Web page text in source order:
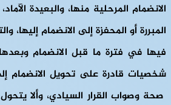
الانضمام المرحلية منها، والبعيدة
المبررة أو المحفزة إلى الانضمام إليها،
فيها في فترة ما قبل الانضمام
شخصيات قادرة على تحويل الانضمام
صحة وصواب القرار السيادي، وألا